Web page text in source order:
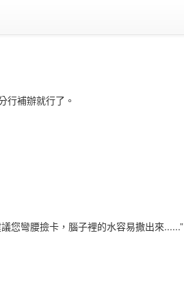
行補辦就行了。
您彎腰撿卡，腦子裡的水容易撒出來......”